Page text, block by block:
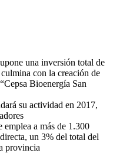
una inversión total de
con la creación de
Bioenergía San
su actividad en 2017,
emplea a más de 1.300
un 3% del total del
provincia